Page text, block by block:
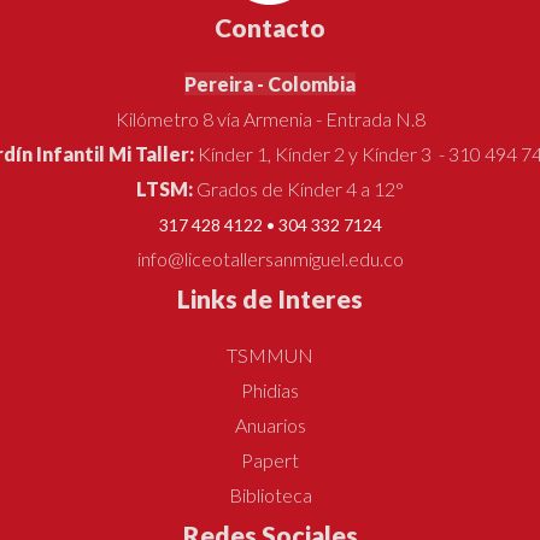
Contacto
Pereira - Colombia
Kilómetro 8 vía Armenia - Entrada N.8
Infantil Mi Taller: Kínder 1, Kínder 2 y Kínder 3 - 310 494
LTSM: Grados de Kínder 4 a 12°
317 428 4122 • 304 332 7124
info@liceotallersanmiguel.edu.co
Links de Interes
TSMMUN
Phidias
Anuarios
Papert
Biblioteca